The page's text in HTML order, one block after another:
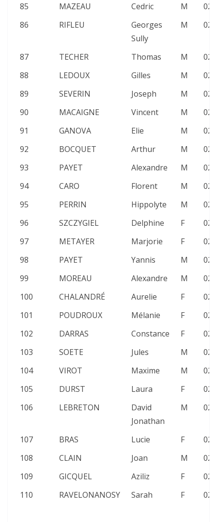
85 MAZEAU Cedric M
86
RIFLEU
Georges
Sully
M
87 TECHER Thomas M
88
LEDOUX Gilles M
89
SEVERIN Joseph M
90
MACAIGNE Vincent M
91
GANOVA Elie M
92
BOCQUET Arthur M
93
PAYET Alexandre M
94
CARO Florent M
95
PERRIN Hippolyte M
96
SZCZYGIEL Delphine F
97
METAYER Marjorie F
98
PAYET Yannis M
99
MOREAU Alexandre M
100
CHALANDRÉ Aurelie F
101
POUDROUX Mélanie F
102
DARRAS Constance F
103
SOETE Jules M
104
VIROT Maxime M
105
DURST Laura F
106
LEBRETON
David
Jonathan
M
107 BRAS Lucie F
108
CLAIN Joan M
109
GICQUEL Aziliz F
110
RAVELONANOSY Sarah F